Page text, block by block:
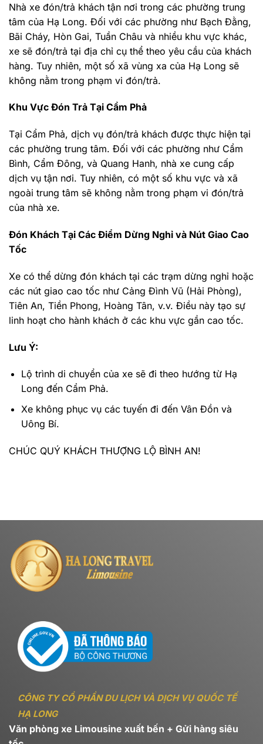
Nhà xe đón/trả khách tận nơi trong các phường trung
tâm của Hạ Long. Đối với các phường như Bạch Đằng,
Bãi Cháy, Hòn Gai, Tuần Châu và nhiều khu vực khác,
xe sẽ đón/trả tại địa chỉ cụ thể theo yêu cầu của khách
hàng. Tuy nhiên, một số xã vùng xa của Hạ Long sẽ
không nằm trong phạm vi đón/trả.
Khu Vực Đón Trả Tại Cẩm Phả
Tại Cẩm Phả, dịch vụ đón/trả khách được thực hiện tại
các phường trung tâm. Đối với các phường như Cẩm
Bình, Cẩm Đông, và Quang Hanh, nhà xe cung cấp
dịch vụ tận nơi. Tuy nhiên, có một số khu vực và xã
ngoài trung tâm sẽ không nằm trong phạm vi đón/trả
của nhà xe.
Đón Khách Tại Các Điểm Dừng Nghỉ và Nút Giao Cao
Tốc
Xe có thể dừng đón khách tại các trạm dừng nghỉ hoặc
các nút giao cao tốc như Cảng Đình Vũ (Hải Phòng),
Tiên An, Tiền Phong, Hoàng Tân, v.v. Điều này tạo sự
linh hoạt cho hành khách ở các khu vực gần cao tốc.
Lưu Ý:
Lộ trình di chuyển của xe sẽ đi theo hướng từ Hạ
Long đến Cẩm Phả.
Xe không phục vụ các tuyến đi đến Vân Đồn và
Uông Bí.
CHÚC QUÝ KHÁCH THƯỢNG LỘ BÌNH AN!
CÔNG TY CỔ PHẦN DU LỊCH VÀ DỊCH VỤ QUỐC TẾ
HẠ LONG
Văn phòng xe Limousine xuất bến + Gửi hàng siêu